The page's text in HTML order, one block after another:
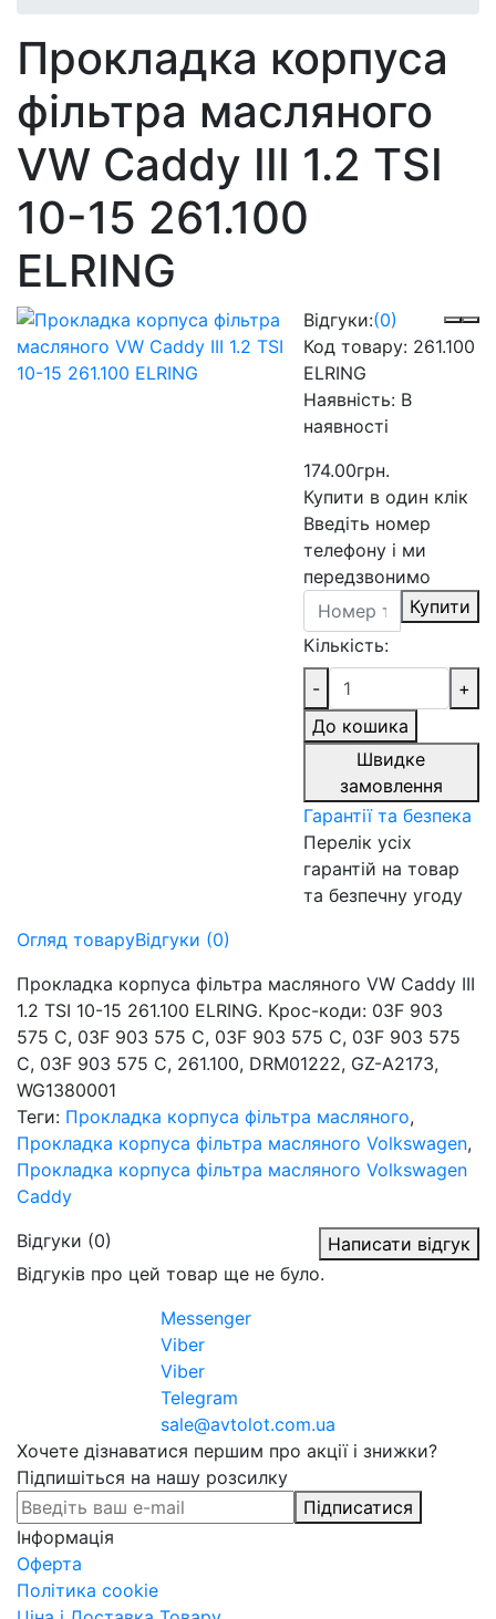
Прокладка корпуса
фільтра масляного
VW Caddy III 1.2 TSI
10-15 261.100
ELRING
Відгуки:(0)
Код товару: 261.100
ELRING
Наявність: В
наявності
174.00грн.
Купити в один клік
Введіть номер
телефону і ми
передзвонимо
Купити
Кількість:
-
+
До кошика
Швидке
замовлення
Гарантії та безпека
Перелік усіх
гарантій на товар
та безпечну угоду
Огляд товаруВідгуки (0)
Прокладка корпуса фільтра масляного VW Caddy III
1.2 TSI 10-15 261.100 ELRING. Крос-коди: 03F 903
575 C, 03F 903 575 C, 03F 903 575 C, 03F 903 575
C, 03F 903 575 C, 261.100, DRM01222, GZ-A2173,
WG1380001
Теги: Прокладка корпуса фільтра масляного,
Прокладка корпуса фільтра масляного Volkswagen,
Прокладка корпуса фільтра масляного Volkswagen
Caddy
Відгуки (0)
Написати відгук
Відгуків про цей товар ще не було.
Messenger
Viber
Viber
Telegram
sale@avtolot.com.ua
Хочете дізнаватися першим про акції і знижки?
Підпишіться на нашу розсилку
Підписатися
Інформація
Оферта
Політика cookie